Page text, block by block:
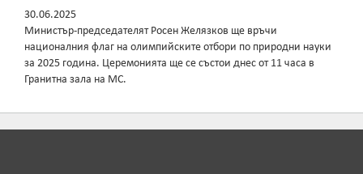
30.06.2025
Министър-председателят Росен Желязков ще връчи
националния флаг на олимпийските отбори по природни науки
за 2025 година. Церемонията ще се състои днес от 11 часа в
Гранитна зала на МС.